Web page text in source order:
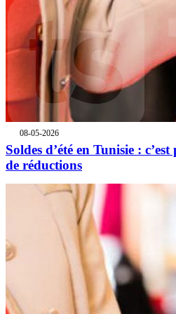
08-05-2026
Soldes d’été en Tunisie :
de réductions